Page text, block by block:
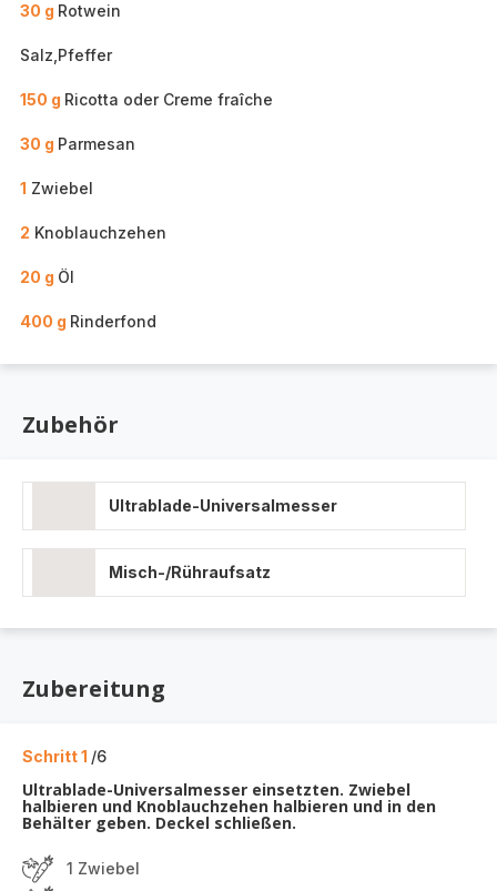
30 g Rotwein
Salz,Pfeffer
150 g Ricotta oder Creme fraîche
30 g Parmesan
1 Zwiebel
2 Knoblauchzehen
20 g Öl
400 g Rinderfond
Zubehör
Ultrablade-Universalmesser
Misch-/Rühraufsatz
Zubereitung
Schritt 1 /6
Ultrablade-Universalmesser einsetzten. Zwiebel
halbieren und Knoblauchzehen halbieren und in den
Behälter geben. Deckel schließen.
1 Zwiebel